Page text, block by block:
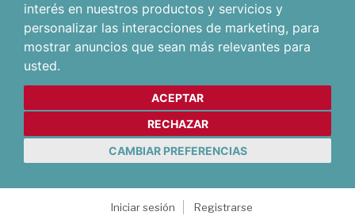
interés en nuestros productos y servicios y
personalizar las interacciones de marketing, para
mostrar anuncios que sean más relevantes para
usted.
ACEPTAR
RECHAZAR
CAMBIAR PREFERENCIAS
Iniciar sesión
Registrarse